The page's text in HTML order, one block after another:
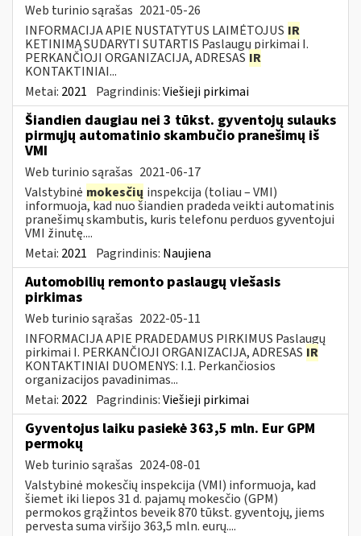
Web turinio sąrašas 2021-05-26
INFORMACIJA APIE NUSTATYTUS LAIMĖTOJUS IR
KETINIMĄ SUDARYTI SUTARTIS Paslaugų pirkimai I.
PERKANČIOJI ORGANIZACIJA, ADRESAS IR
KONTAKTINIAI...
Metai: 2021 Pagrindinis:Viešieji pirkimai
Šiandien daugiau nei 3 tūkst. gyventojų sulauks
pirmųjų automatinio skambučio pranešimų iš
VMI
Web turinio sąrašas 2021-06-17
Valstybinė mokesčių inspekcija (toliau – VMI)
informuoja, kad nuo šiandien pradeda veikti automatinis
pranešimų skambutis, kuris telefonu perduos gyventojui
VMI žinutę....
Metai: 2021 Pagrindinis: Naujiena
Automobilių remonto paslaugų viešasis
pirkimas
Web turinio sąrašas 2022-05-11
INFORMACIJA APIE PRADEDAMUS PIRKIMUS Paslaugų
pirkimai I. PERKANČIOJI ORGANIZACIJA, ADRESAS IR
KONTAKTINIAI DUOMENYS: I.1. Perkančiosios
organizacijos pavadinimas...
Metai: 2022 Pagrindinis:Viešieji pirkimai
Gyventojus laiku pasiekė 363,5 mln. Eur GPM
permokų
Web turinio sąrašas 2024-08-01
Valstybinė mokesčių inspekcija (VMI) informuoja, kad
šiemet iki liepos 31 d. pajamų mokesčio (GPM)
permokos grąžintos beveik 870 tūkst. gyventojų, jiems
pervesta suma viršijo 363,5 mln. eurų....